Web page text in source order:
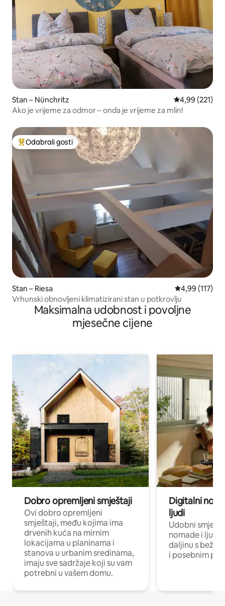
Stan – Nünchritz Prosječna
4,99 (221)
Ako je vrijeme za odmor – onda je vrijeme za mlin!
Među najviše rangiranima s oznakom „Odabrali gosti”
Odabrali gosti
Stan – Riesa Prosječna
4,99 (117)
Vrhunski obnovljeni klimatizirani stan u potkrovlju
Maksimalna udobnost i povoljne
mjesečne cijene
Dobro opremljeni smještaji
Ovi dobro opremljeni
smještaji, među kojima ima
drvenih kuća na mirnim
lokacijama u planinama i
stanova u urbanim sredinama,
imaju sve sadržaje koji su vam
potrebni u vašem domu.
Digitalni
ljudi
Udobni
nomade i ljude
daljinu s
i posebnim